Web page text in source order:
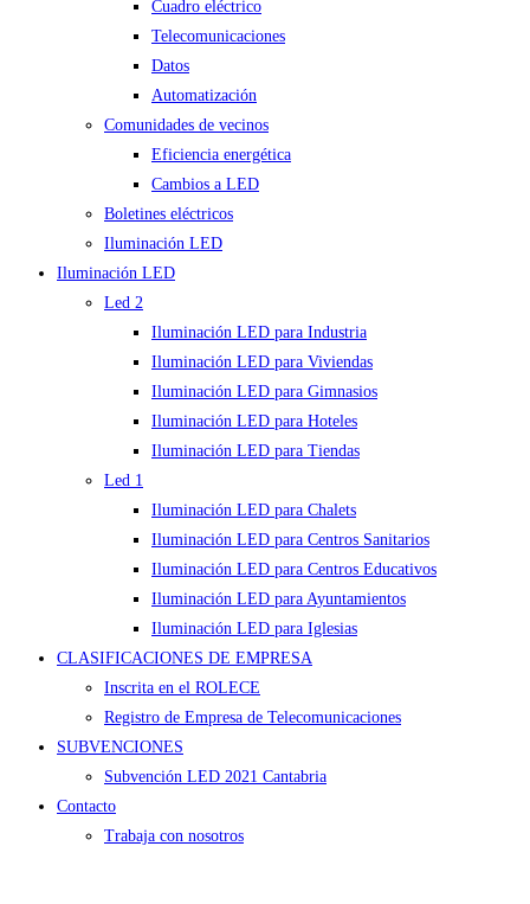
Cuadro eléctrico
Telecomunicaciones
Datos
Automatización
Comunidades de vecinos
Eficiencia energética
Cambios a LED
Boletines eléctricos
Iluminación LED
Iluminación LED
Led 2
Iluminación LED para Industria
Iluminación LED para Viviendas
Iluminación LED para Gimnasios
Iluminación LED para Hoteles
Iluminación LED para Tiendas
Led 1
Iluminación LED para Chalets
Iluminación LED para Centros Sanitarios
Iluminación LED para Centros Educativos
Iluminación LED para Ayuntamientos
Iluminación LED para Iglesias
CLASIFICACIONES DE EMPRESA
Inscrita en el ROLECE
Registro de Empresa de Telecomunicaciones
SUBVENCIONES
Subvención LED 2021 Cantabria
Contacto
Trabaja con nosotros